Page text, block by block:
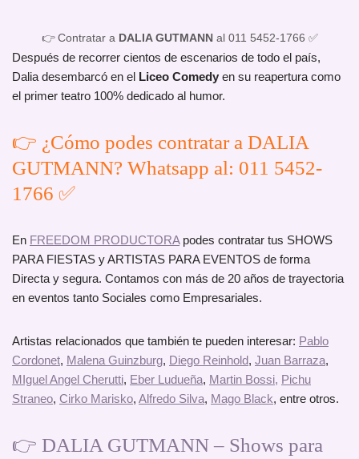
👉 Contratar a DALIA GUTMANN al 011 5452-1766 ✅
Después de recorrer cientos de escenarios de todo el país,
Dalia desembarcó en el Liceo Comedy en su reapertura como
el primer teatro 100% dedicado al humor.
👉 ¿Cómo podes contratar a DALIA
GUTMANN? Whatsapp al: 011 5452-
1766 ✅
En FREEDOM PRODUCTORApodes contratar tus SHOWS
PARA FIESTAS y ARTISTAS PARA EVENTOS de forma
Directa y segura. Contamos con más de 20 años de trayectoria
en eventos tanto Sociales como Empresariales.
Artistas relacionados que también te pueden interesar: Pablo
Cordonet, Malena Guinzburg, Diego Reinhold, Juan Barraza,
MIguel Angel Cherutti, Eber Ludueña, Martin Bossi, Pichu
Straneo, Cirko Marisko, Alfredo Silva, Mago Black, entre otros.
👉 DALIA GUTMANN – Shows para